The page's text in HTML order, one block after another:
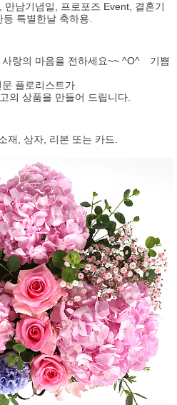
남기념일, 프로포즈 Event, 결혼기
특별한날 축하용.
사랑의 마음을 전하세요~~ ^O^ 기쁨
플로리스트가
의 상품을 만들어 드립니다.
재, 상자, 리본 또는 카드.